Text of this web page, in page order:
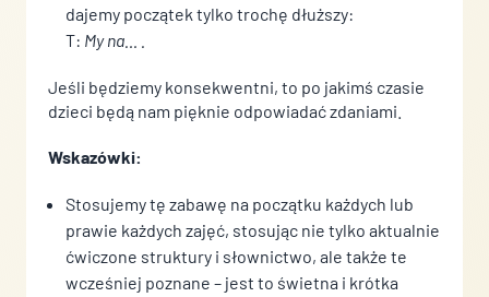
dajemy początek tylko trochę dłuższy:
T: My na… .
Jeśli będziemy konsekwentni, to po jakimś czasie
dzieci będą nam pięknie odpowiadać zdaniami.
Wskazówki:
Stosujemy tę zabawę na początku każdych lub
prawie każdych zajęć, stosując nie tylko aktualnie
ćwiczone struktury i słownictwo, ale także te
wcześniej poznane – jest to świetna i krótka